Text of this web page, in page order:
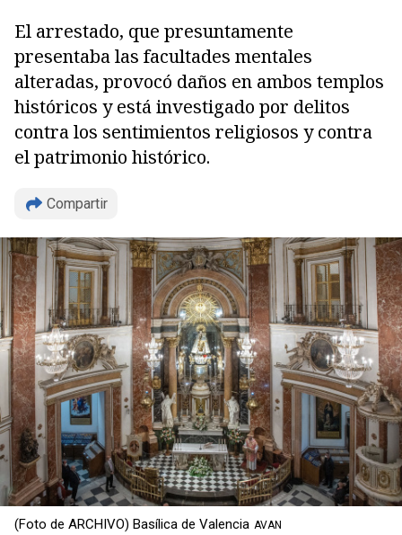
El arrestado, que presuntamente
presentaba las facultades mentales
alteradas, provocó daños en ambos templos
históricos y está investigado por delitos
contra los sentimientos religiosos y contra
el patrimonio histórico.
Compartir
(Foto de ARCHIVO) Basílica de Valencia AVAN